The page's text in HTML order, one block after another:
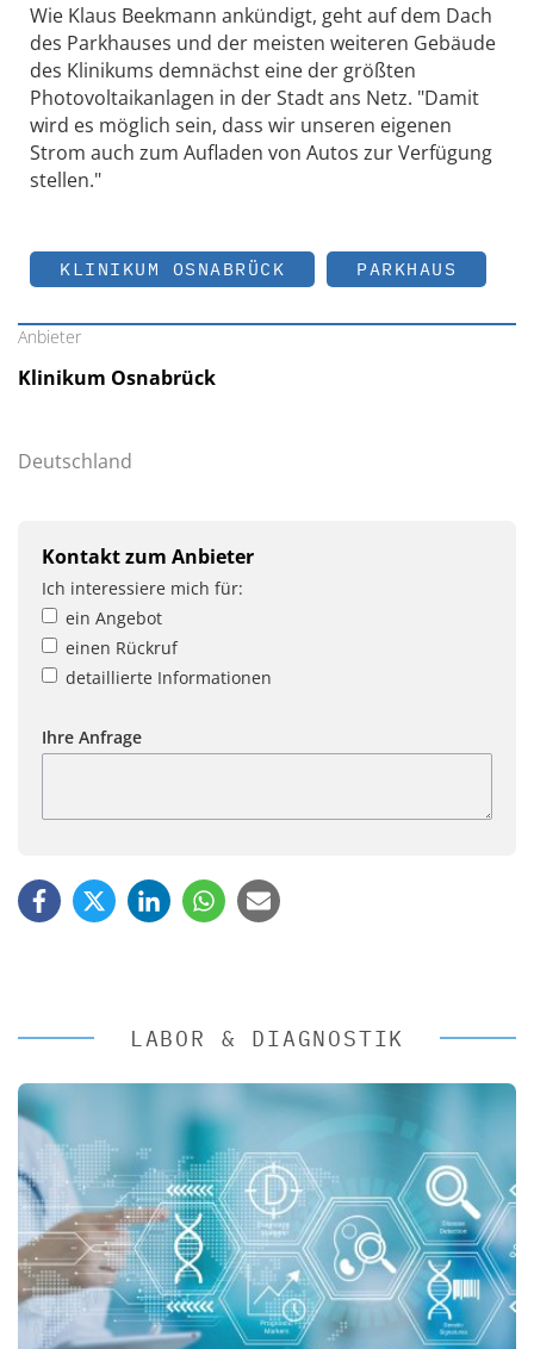
Wie Klaus Beekmann ankündigt, geht auf dem Dach
des Parkhauses und der meisten weiteren Gebäude
des Klinikums demnächst eine der größten
Photovoltaikanlagen in der Stadt ans Netz. "Damit
wird es möglich sein, dass wir unseren eigenen
Strom auch zum Aufladen von Autos zur Verfügung
stellen."
KLINIKUM OSNABRÜCK PARKHAUS
Anbieter
Klinikum Osnabrück
Deutschland
Kontakt zum Anbieter
Ich interessiere mich für:
ein Angebot
einen Rückruf
detaillierte Informationen
Ihre Anfrage
LABOR & DIAGNOSTIK